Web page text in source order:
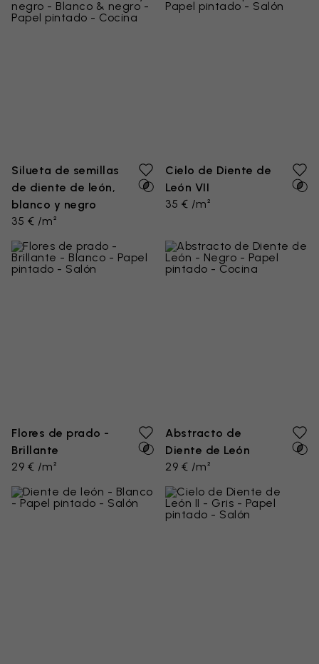
Silueta de semillas
de diente de león,
blanco y negro
35 € /m²
Cielo de Diente de
León VII
35 € /m²
Flores de prado -
Brillante
29 € /m²
Abstracto de
Diente de León
29 € /m²